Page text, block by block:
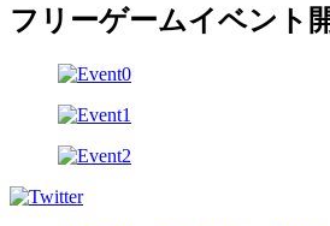
フリーゲームイベント